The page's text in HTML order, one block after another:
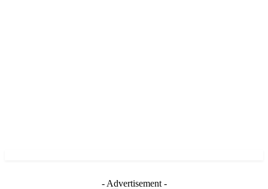
- Advertisement -